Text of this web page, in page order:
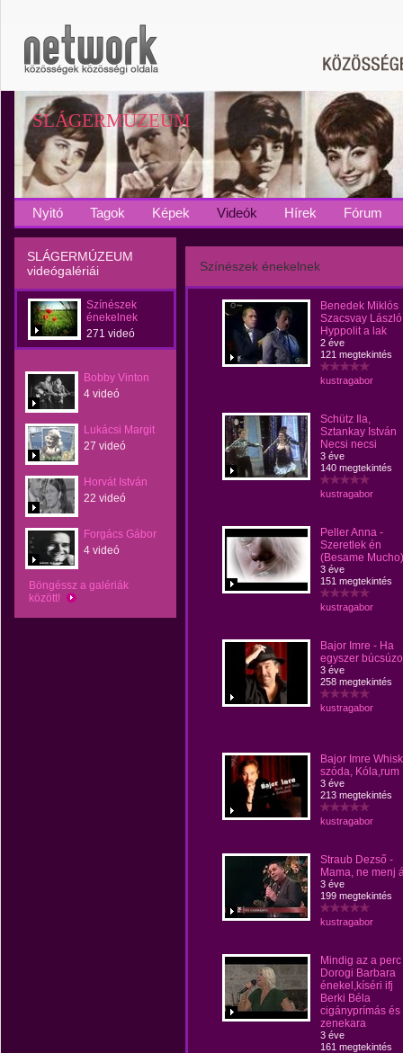
SLÁGERMÚZEUM
Nyitó Tagok Képek Videók Hírek Fórum
SLÁGERMÚZEUM
videógalériái
Színészek
énekelnek
271 videó
Bobby Vinton
4 videó
Lukácsi Margit
27 videó
Horvát István
22 videó
Forgács Gábor
4 videó
Böngéssz a galériák
között!
Színészek énekelnek
Benedek Miklós
Szacsvay László
Hyppolit a lak
2 éve
121 megtekintés
kustragabor
Schütz Ila,
Sztankay István
Necsi necsi
3 éve
140 megtekintés
kustragabor
Peller Anna -
Szeretlek én
(Besame Mucho)
3 éve
151 megtekintés
kustragabor
Bajor Imre - Ha
egyszer
3 éve
258 megtekintés
kustragabor
Bajor Imre
szóda, Kóla,rum
3 éve
213 megtekintés
kustragabor
Straub Dezső -
Mama, ne menj
3 éve
199 megtekintés
kustragabor
Mindig az a perc
Dorogi Barbara
énekel,kíséri ifj
Berki Béla
cigányprímás és
zenekara
3 éve
161 megtekintés